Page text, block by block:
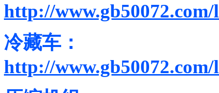
http://
冷藏车：
http://www.gb50072.com/